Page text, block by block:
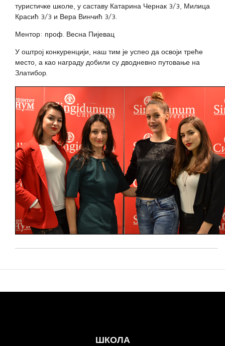
туристичке школе, у саставу Катарина Чернак 3/3, Милица
Красић 3/3 и Вера Винчић 3/3.
Ментор: проф. Весна Пијевац
У оштрој конкуренцији, наш тим је успео да освоји треће
место, а као награду добили су дводневно путовање на
Златибор.
ШКОЛА